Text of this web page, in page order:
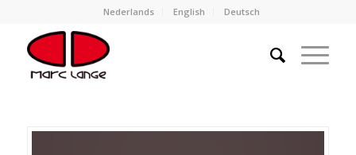
Nederlands English Deutsch